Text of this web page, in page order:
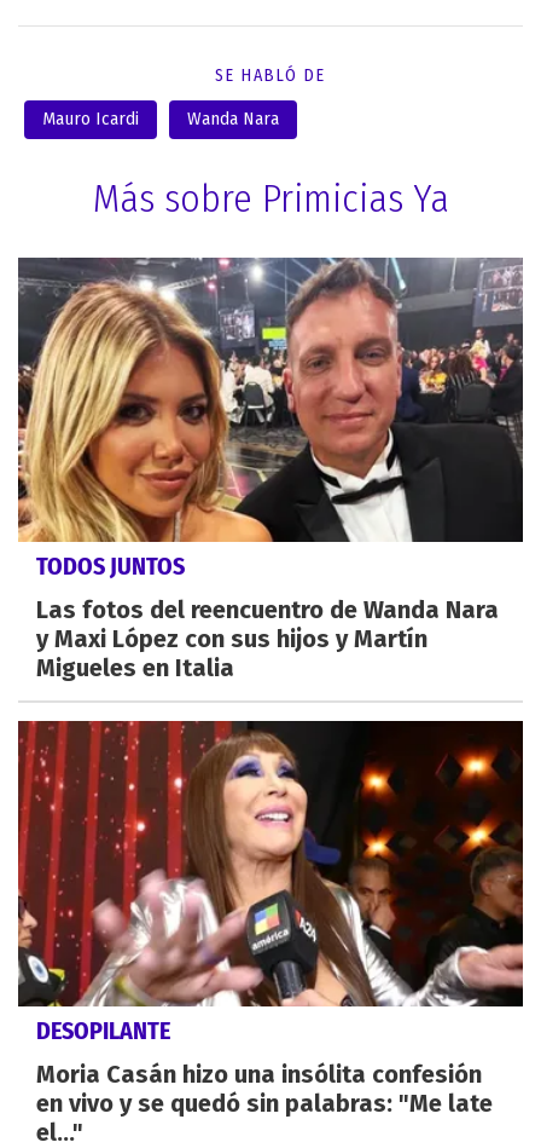
SE HABLÓ DE
Mauro Icardi Wanda Nara
Más sobre Primicias Ya
TODOS JUNTOS
Las fotos del reencuentro de Wanda Nara
y Maxi López con sus hijos y Martín
Migueles en Italia
DESOPILANTE
Moria Casán hizo una insólita confesión
en vivo y se quedó sin palabras: "Me late
el..."